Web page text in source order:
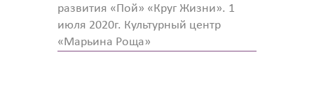
развития «Пой» «Круг Жизни». 1
июля 2020г. Культурный центр
«Марьина Роща»